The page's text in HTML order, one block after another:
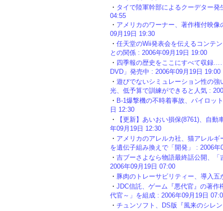
・ タイで陸軍幹部によるクーデター
04:55
・ アメリカのワーナー、著作権付映
09月19日 19:30
・ 任天堂のWii発表会を伝えるコンテ
との関係 : 2006年09月19日 19:00
・ 四季報の歴史をここにすべて収録
DVD」発売中 : 2006年09月19日 19:00
・ 遊びでないシミュレーション性の
光、低予算で訓練ができると人気 :
・ B-1爆撃機の不時着事故、パイロッ
日 12:30
・
【更新】あいおい損保(8761)、自
年09月19日 12:30
・ アメリカのアレルカ社、猫アレル
を遺伝子組み換えで「開発」 : 2006年
・ 吉ブーさよなら物語最終話公開、
2006年09月19日 07:00
・ 豚肉のトレーサビリティー、導入
・ JDC信託、ゲーム『悪代官』の著
代官～」を組成 : 2006年09月19日
・ チュンソフト、DS版『風来のシレ